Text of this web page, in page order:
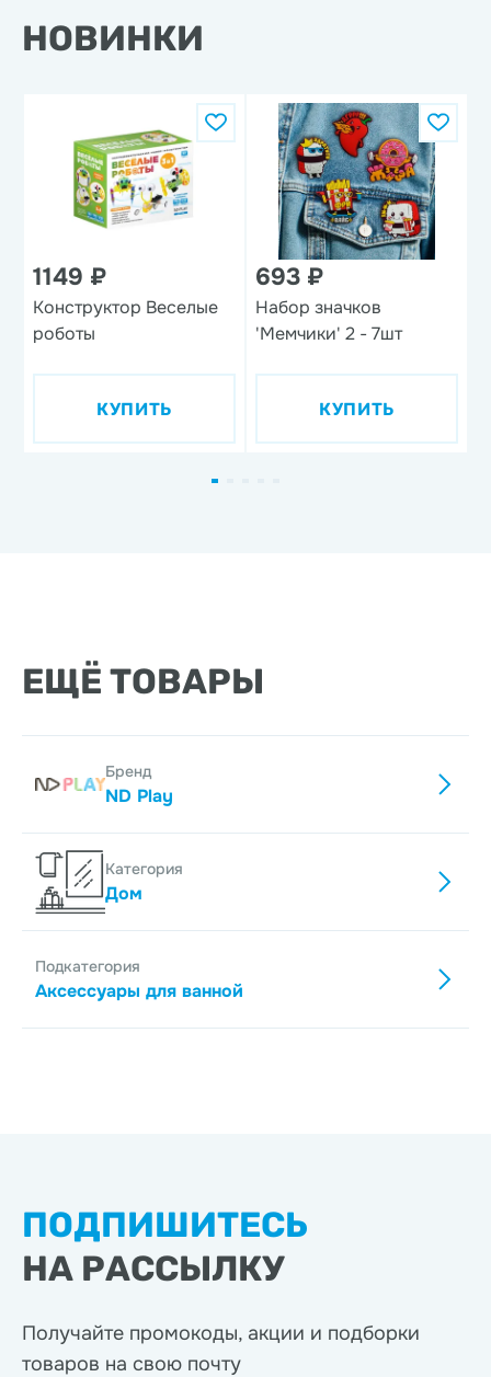
НОВИНКИ
1149 ₽
Конструктор Веселые
роботы
КУПИТЬ
693 ₽
Набор значков
'Мемчики' 2 - 7шт
КУПИТЬ
ЕЩЁ ТОВАРЫ
Бренд
ND Play
Категория
Дом
Подкатегория
Аксессуары для ванной
ПОДПИШИТЕСЬ
НА РАССЫЛКУ
Получайте промокоды, акции и подборки
товаров на свою почту